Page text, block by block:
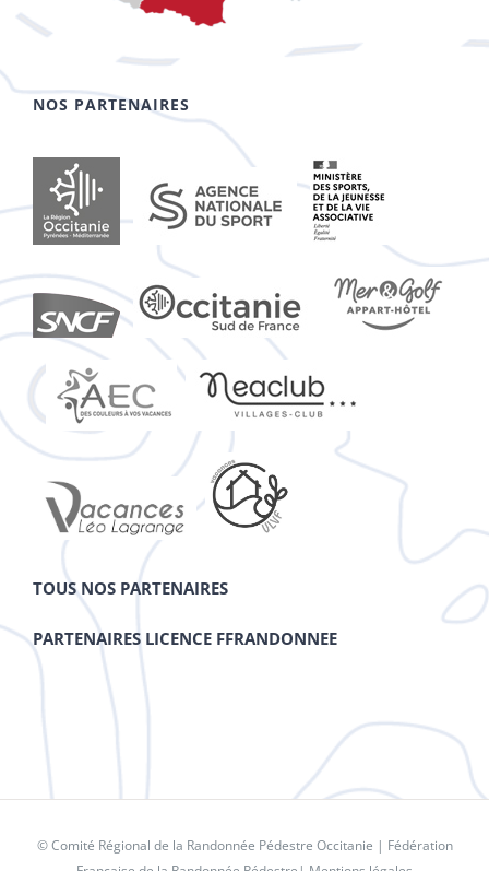
NOS PARTENAIRES
TOUS NOS PARTENAIRES
PARTENAIRES LICENCE FFRANDONNEE
© Comité Régional de la Randonnée Pédestre Occitanie | Fédération